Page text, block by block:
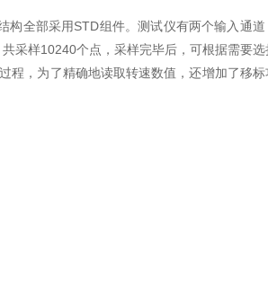
构全部采用STD组件。测试仪有两个输入通道
采样10240个点，采样完毕后，可根据需要选
程，为了精确地读取转速数值，还增加了移标